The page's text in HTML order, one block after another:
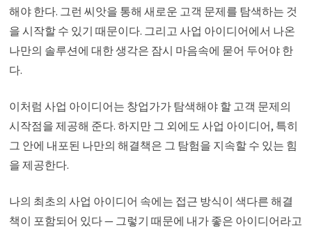
해야 한다. 그런 씨앗을 통해 새로운 고객 문제를 탐색하는 것
을 시작할 수 있기 때문이다. 그리고 사업 아이디어에서 나온
나만의 솔루션에 대한 생각은 잠시 마음속에 묻어 두어야 한
다.
이처럼 사업 아이디어는 창업가가 탐색해야 할 고객 문제의
시작점을 제공해 준다. 하지만 그 외에도 사업 아이디어, 특히
그 안에 내포된 나만의 해결책은 그 탐험을 지속할 수 있는 힘
을 제공한다.
나의 최초의 사업 아이디어 속에는 접근 방식이 색다른 해결
책이 포함되어 있다 — 그렇기 때문에 내가 좋은 아이디어라고